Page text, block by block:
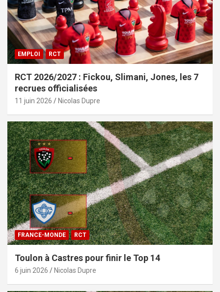
EMPLOI RCT
RCT 2026/2027 : Fickou, Slimani, Jones, les 7
recrues officialisées
11 juin 2026 Nicolas Dupre
FRANCE-MONDE RCT
Toulon à Castres pour finir le Top 14
6 juin 2026 Nicolas Dupre